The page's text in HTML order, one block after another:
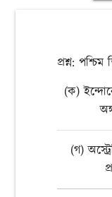
প্রশ্ন:
(ক)
(গ)